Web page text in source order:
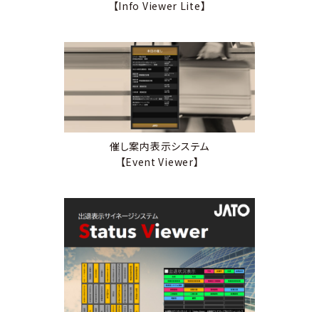
【Info Viewer Lite】
催し案内表示システム
【Event Viewer】